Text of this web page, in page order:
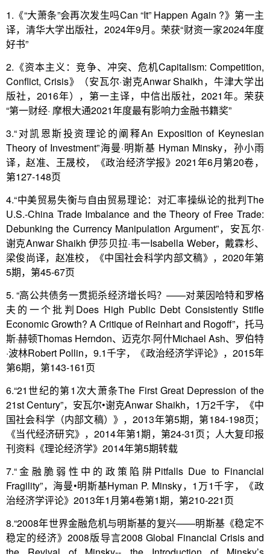
1.《“大萧条”会再次发生吗Can “It” Happen Again ?》第一主
译，清华大学出版社，2024年9月。荣获“财资一家2024年度
好书”
2.《资本主义：竞争、冲突、危机Capitalism: Competition,
Conflict, Crisis》（安瓦尔·谢克Anwar Shaikh，牛津大学出
版社，2016年），第一主译，中信出版社，2021年。荣获
“第一财经· 摩根大通2021年度最有影响力金融书籍奖”
3.“对凯恩斯投资理论的阐释An Exposition of Keynesian
Theory of Investment”海曼·明斯基 Hyman Minsky，孙小雨
译，赵准、王晟校，《政治经济学报》2021年6月第20卷，
第127-148页
4.“中美贸易失衡与自由贸易理论：对汇率操纵论的批判The
U.S.-China Trade Imbalance and the Theory of Free Trade:
Debunking the Currency Manipulation Argument”，安瓦尔·
谢克Anwar Shaikh 伊莎贝拉·韦一Isabella Weber，戴霖杉、
梁俊尚译，赵准校，《中国社会科学内部文稿》，2020年第
5期，第45-67页
5. “高公共债务一贯扼杀经济增长吗？——对莱因哈特和罗格
夫的一个批判Does High Public Debt Consistently Stifle
Economic Growth? A Critique of Reinhart and Rogoff”，托马
斯·赫顿Thomas Herndon、迈克尔·阿什Michael Ash、罗伯特
·波林Robert Pollin，9.1千字，《政治经济学评论》，2015年
第6期，第143-161页
6.“21世纪的第1次大萧条The First Great Depression of the
21st Century”，安瓦尔•谢克Anwar Shaikh，1万2千字，《中
国社会科学（内部文稿）》，2013年第5期，第184-198页；
《当代经济研究》，2014年第1期，第24-31页；人大复印报
刊资料《理论经济学》2014年第5期转载
7.“金融脆弱性中的政策陷阱Pitfalls Due to Financial
Fragility”，海曼•明斯基Hyman P. Minsky，1万1千字，《政
治经济学评论》2013年1月第4卷第1期，第210-221页
8.“2008年世界金融危机与明斯基的复兴——明斯基《稳定不
稳定的经济》2008版导言2008 Global Financial Crisis and